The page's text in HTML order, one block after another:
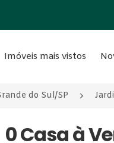
Imóveis mais vistos
do Sul/SP
0 Casa à